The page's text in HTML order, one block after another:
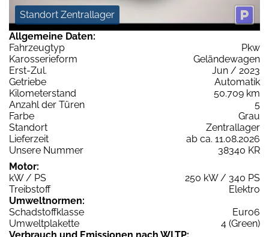
Standort Zentrallager
Allgemeine Daten:
Fahrzeugtyp
Pkw
Karosserieform
Geländewagen
Erst-Zul.
Jun / 2023
Getriebe
Automatik
Kilometerstand
50.709 km
Anzahl der Türen
5
Farbe
Grau
Standort
Zentrallager
Lieferzeit
ab ca. 11.08.2026
Unsere Nummer
38340 KR
Motor:
kW / PS
250 kW / 340 PS
Treibstoff
Elektro
Umweltnormen:
Schadstoffklasse
Euro6
Umweltplakette
4 (Green)
Verbrauch und Emissionen nach WLTP: